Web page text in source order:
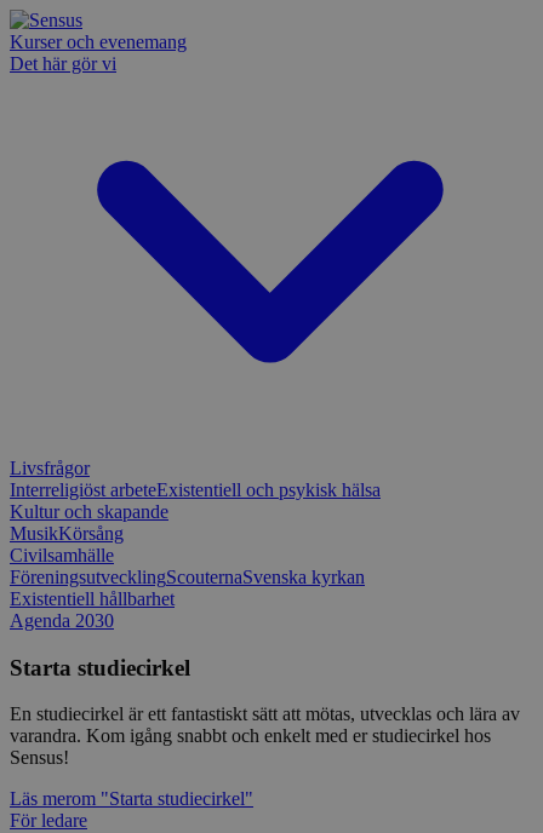
Kurser och evenemang
Det här gör vi
Livsfrågor
Interreligiöst arbeteExistentiell och psykisk hälsa
Kultur och skapande
MusikKörsång
Civilsamhälle
FöreningsutvecklingScouternaSvenska kyrkan
Existentiell hållbarhet
Agenda 2030
Starta studiecirkel
En studiecirkel är ett fantastiskt sätt att mötas, utvecklas och lära av
varandra. Kom igång snabbt och enkelt med er studiecirkel hos
Sensus!
Läs merom "Starta studiecirkel"
För ledare